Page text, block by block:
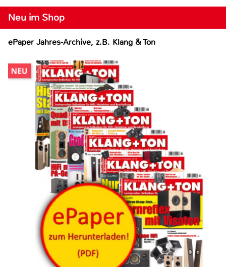
Neu im Shop
ePaper Jahres-Archive, z.B. Klang & Ton